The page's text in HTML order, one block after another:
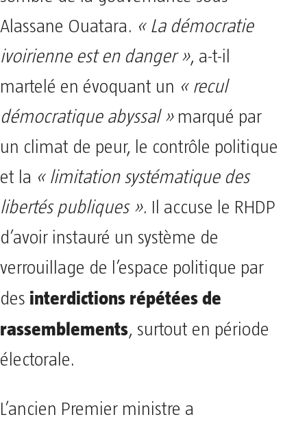
Alassane Ouatara. « La démocratie
ivoirienne est en danger », a-t-il
martelé en évoquant un « recul
démocratique abyssal »marqué par
un climat de peur, le contrôle politique
et la « limitation systématique des
libertés publiques ». Il accuse le RHDP
d’avoir instauré un système de
verrouillage de l’espace politique par
des interdictions répétées de
rassemblements, surtout en période
électorale.
L’ancien Premier ministre a